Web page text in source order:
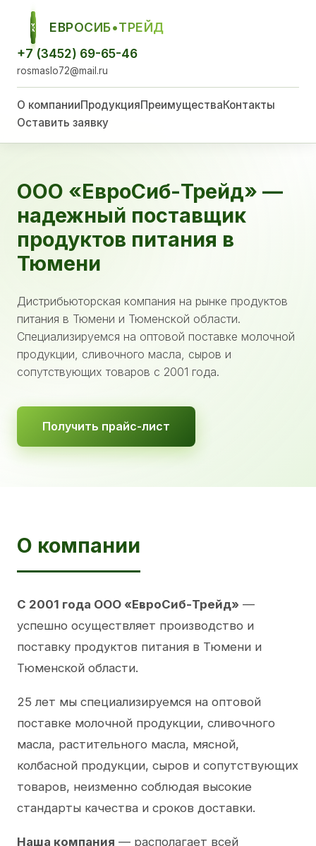
ЕСТ
ЕВРОСИБ•ТРЕЙД
+7 (3452) 69-65-46
rosmaslo72@mail.ru
О компанииПродукцияПреимуществаКонтакты
Оставить заявку
ООО «ЕвроСиб-Трейд» —
надежный поставщик
продуктов питания в
Тюмени
Дистрибьюторская компания на рынке продуктов
питания в Тюмени и Тюменской области.
Специализируемся на оптовой поставке молочной
продукции, сливочного масла, сыров и
сопутствующих товаров с 2001 года.
Получить прайс-лист
О компании
С 2001 года ООО «ЕвроСиб-Трейд» —
успешно осуществляет производство и
поставку продуктов питания в Тюмени и
Тюменской области.
25 лет мы специализируемся на оптовой
поставке молочной продукции, сливочного
масла, растительного масла, мясной,
колбасной продукции, сыров и сопутствующих
товаров, неизменно соблюдая высокие
стандарты качества и сроков доставки.
Наша компания — располагает всей